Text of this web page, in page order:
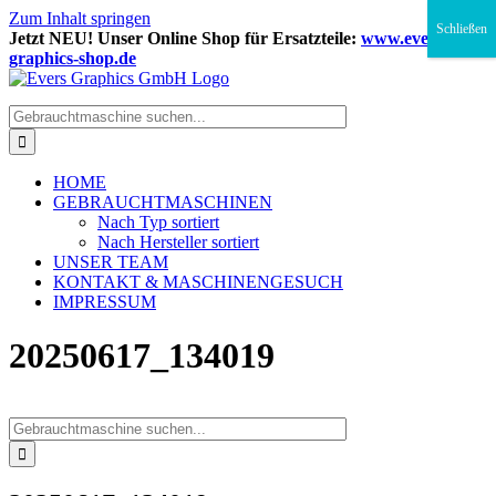
Zum Inhalt springen
Jetzt NEU! Unser Online Shop für Ersatzteile: www.evers-
graphics-shop.de
HOME
GEBRAUCHTMASCHINEN
Nach Typ sortiert
Nach Hersteller sortiert
UNSER TEAM
KONTAKT & MASCHINENGESUCH
IMPRESSUM
20250617_134019
Schließen